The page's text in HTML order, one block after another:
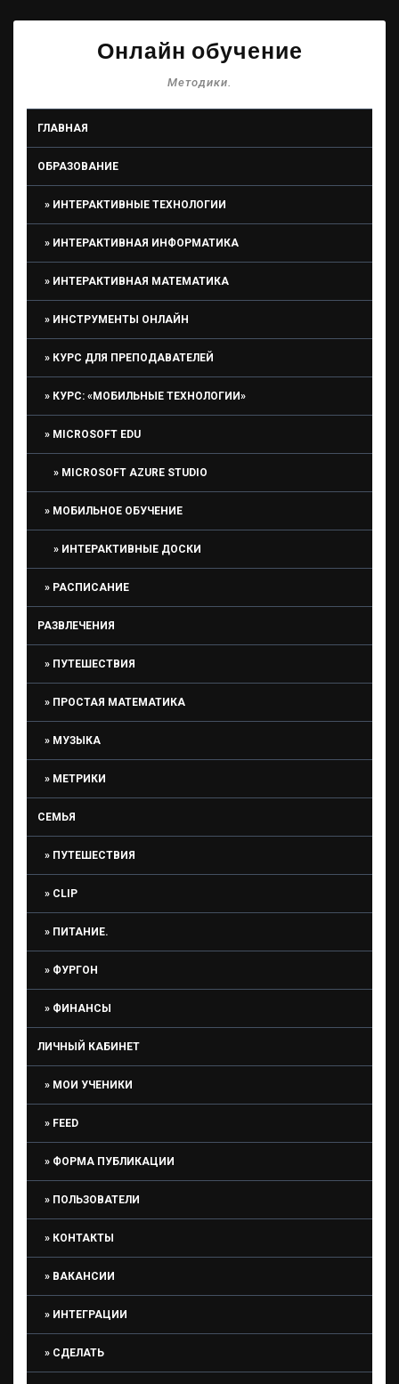
Онлайн обучение
Методики.
ГЛАВНАЯ
ОБРАЗОВАНИЕ
ИНТЕРАКТИВНЫЕ ТЕХНОЛОГИИ
ИНТЕРАКТИВНАЯ ИНФОРМАТИКА
ИНТЕРАКТИВНАЯ МАТЕМАТИКА
ИНСТРУМЕНТЫ ОНЛАЙН
КУРС ДЛЯ ПРЕПОДАВАТЕЛЕЙ
КУРС: «МОБИЛЬНЫЕ ТЕХНОЛОГИИ»
MICROSOFT EDU
MICROSOFT AZURE STUDIO
МОБИЛЬНОЕ ОБУЧЕНИЕ
ИНТЕРАКТИВНЫЕ ДОСКИ
РАСПИСАНИЕ
РАЗВЛЕЧЕНИЯ
ПУТЕШЕСТВИЯ
ПРОСТАЯ МАТЕМАТИКА
МУЗЫКА
МЕТРИКИ
СЕМЬЯ
ПУТЕШЕСТВИЯ
CLIP
ПИТАНИЕ.
ФУРГОН
ФИНАНСЫ
ЛИЧНЫЙ КАБИНЕТ
МОИ УЧЕНИКИ
FEED
ФОРМА ПУБЛИКАЦИИ
ПОЛЬЗОВАТЕЛИ
КОНТАКТЫ
ВАКАНСИИ
ИНТЕГРАЦИИ
СДЕЛАТЬ